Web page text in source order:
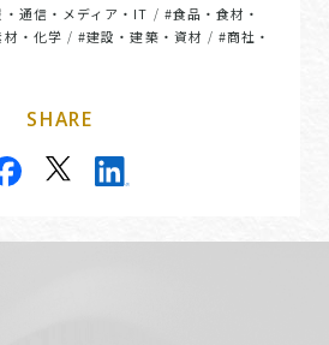
・通信・メディア・IT / #食品・食材・
・化学 /#建設・建築・資材 /#商社・
SHARE